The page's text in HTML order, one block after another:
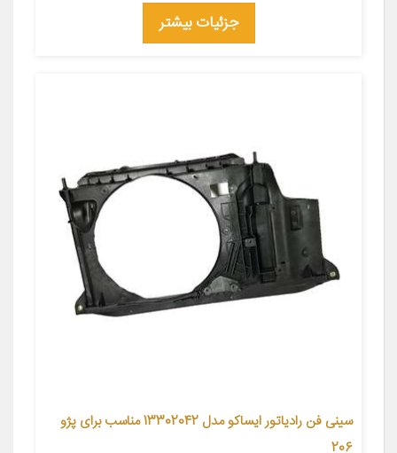
جزئیات بیشتر
سینی فن رادیاتور ایساکو مدل 13302042 مناسب برای پژو
206